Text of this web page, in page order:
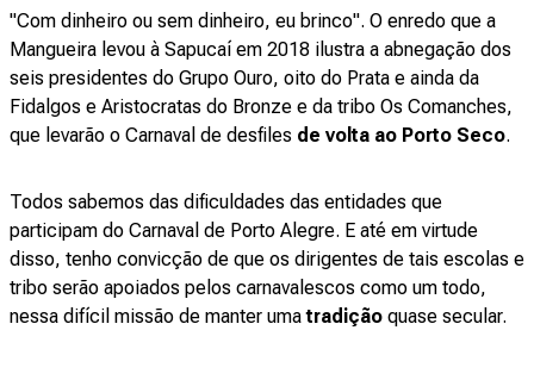
"Com dinheiro ou sem dinheiro, eu brinco". O enredo que a
Mangueira levou à Sapucaí em 2018 ilustra a abnegação dos
seis presidentes do Grupo Ouro, oito do Prata e ainda da
Fidalgos e Aristocratas do Bronze e da tribo Os Comanches,
que levarão o Carnaval de desfiles de volta ao Porto Seco.
Todos sabemos das dificuldades das entidades que
participam do Carnaval de Porto Alegre. E até em virtude
disso, tenho convicção de que os dirigentes de tais escolas e
tribo serão apoiados pelos carnavalescos como um todo,
nessa difícil missão de manter umatradição quase secular.